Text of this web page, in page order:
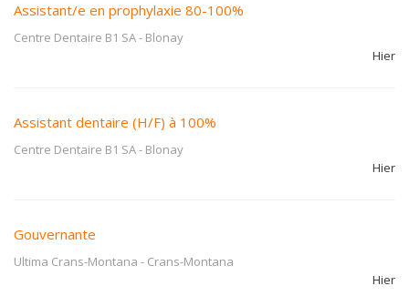
Assistant/e en prophylaxie 80-100%
Centre Dentaire B1 SA- Blonay
Hier
Assistant dentaire (H/F) à 100%
Centre Dentaire B1 SA- Blonay
Hier
Gouvernante
Ultima Crans-Montana - Crans-Montana
Hier